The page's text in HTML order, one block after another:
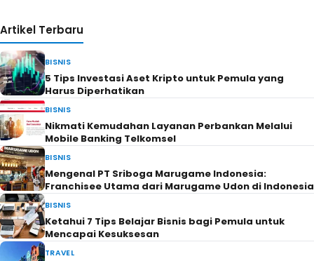
Artikel Terbaru
BISNIS
5 Tips Investasi Aset Kripto untuk Pemula yang
Harus Diperhatikan
BISNIS
Nikmati Kemudahan Layanan Perbankan Melalui
Mobile Banking Telkomsel
BISNIS
Mengenal PT Sriboga Marugame Indonesia:
Franchisee Utama dari Marugame Udon di Indonesia
BISNIS
Ketahui 7 Tips Belajar Bisnis bagi Pemula untuk
Mencapai Kesuksesan
TRAVEL